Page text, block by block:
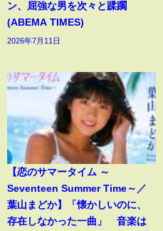
ン、屈強な男を次々と蹂躙
(ABEMA TIMES)
2026年7月11日
【恋のサマータイム ～
Seventeen Summer Time～／
葉山まどか】「懐かしいのに、
存在しなかった一曲」 音楽は